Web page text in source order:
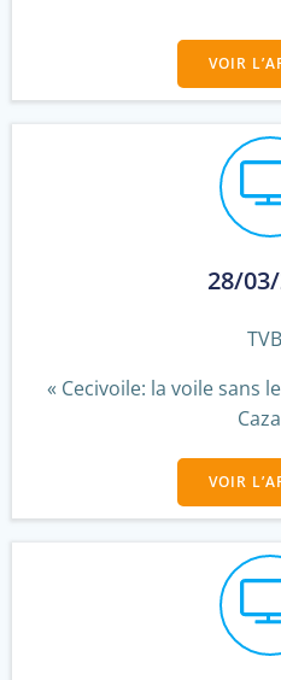
VOIR
28/
« Cecivoile: la voile sans
VOIR